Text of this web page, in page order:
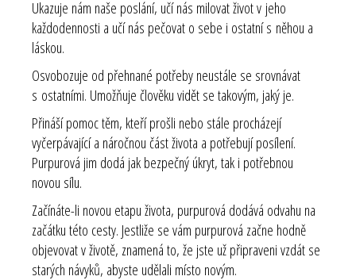
Ukazuje nám naše poslání, učí nás milovat život v jeho
každodennosti a učí nás pečovat o sebe i ostatní s něhou a
láskou.
Osvobozuje od přehnané potřeby neustále se srovnávat
s ostatními. Umožňuje člověku vidět se takovým, jaký je.
Přináší pomoc těm, kteří prošli nebo stále procházejí
vyčerpávající a náročnou část života a potřebují posílení.
Purpurová jim dodá jak bezpečný úkryt, tak i potřebnou
novou sílu.
Začínáte-li novou etapu života, purpurová dodává odvahu na
začátku této cesty. Jestliže se vám purpurová začne hodně
objevovat v životě, znamená to, že jste už připraveni vzdát se
starých návyků, abyste udělali místo novým.